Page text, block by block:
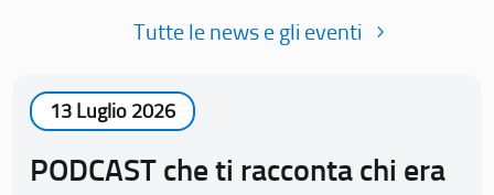
Tutte le news e gli eventi
13 Luglio 2026
PODCAST che ti racconta chi era